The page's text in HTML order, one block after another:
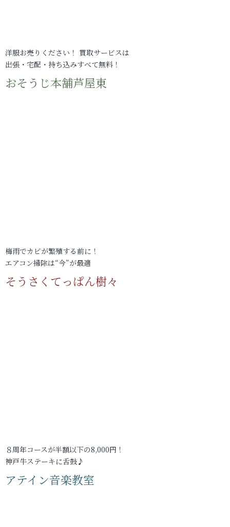
洋服お売りください！ 買取サービスは
出張・宅配・持ち込みすべて無料！
おそうじ本舗芦屋東
梅雨でカビが繁殖する前に！
エアコン掃除は“今”が最適
そうさくてっぱん樹々
８周年コースが半額以下の8,000円！
神戸牛ステーキに舌鼓♪
アテイン音楽教室